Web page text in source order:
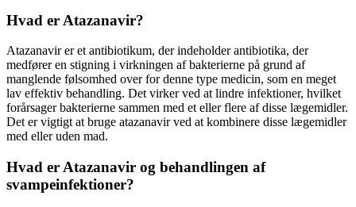
Hvad er Atazanavir?
Atazanavir er et antibiotikum, der indeholder antibiotika, der
medfører en stigning i virkningen af bakterierne på grund af
manglende følsomhed over for denne type medicin, som en meget
lav effektiv behandling. Det virker ved at lindre infektioner, hvilket
forårsager bakterierne sammen med et eller flere af disse lægemidler.
Det er vigtigt at bruge atazanavir ved at kombinere disse lægemidler
med eller uden mad.
Hvad er Atazanavir og behandlingen af
svampeinfektioner?